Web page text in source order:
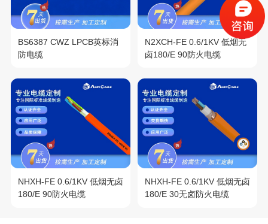
BS6387 CWZ LPCB英标消
防电缆
N2XCH-FE 0.6/1KV 低烟无
卤180/E 90防火电缆
NHXH-FE 0.6/1KV 低烟无卤
180/E 90防火电缆
NHXH-FE 0.6/1KV 低烟无卤
180/E 30无卤防火电缆